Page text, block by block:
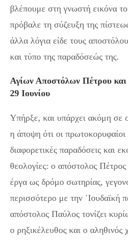
βλέπουμε στη γνωστή εικόνα
πρόβαλε τη σύζευξη της
άλλα λόγια είδε τους
και τύπο της παραδόσεώς της.
Αγίων Αποστόλων Πέτρου
29 Ιουνίου
Υπήρξε, και υπάρχει ακόμη σε
η άποψη ότι οι
διαφορετικές παραδόσεις και
θεολογίες: ο απόστολος Πέτρος
έργα ως δρόμο σωτηρίας,
περισσότερο με την ᾽Ιουδαϊκή
απόστολος Παύλος τονίζει
ο ρηξικέλευθος και ο αληθινός